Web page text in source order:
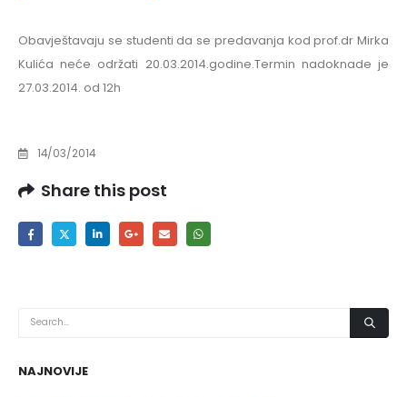
Obavještavaju se studenti da se predavanja kod prof.dr Mirka
Kulića neće održati 20.03.2014.godine.Termin nadoknade je
27.03.2014. od 12h
14/03/2014
Share this post
NAJNOVIJE